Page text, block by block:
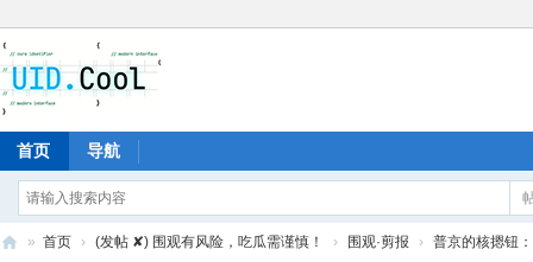
首页 导航
» 首页 › (发帖 ✘) 围观有风险，吃瓜需谨慎！ › 围观·剪报 › 普京的核摁钮